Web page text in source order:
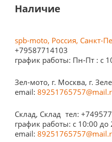
Наличие
spb-moto, Россия, Санкт-
+79587714103
график работы: Пн-Пт : с
Зел-мото, г. Москва, г.
email:
Склад, Склад тел:
график работы: c 10:00 до
email: